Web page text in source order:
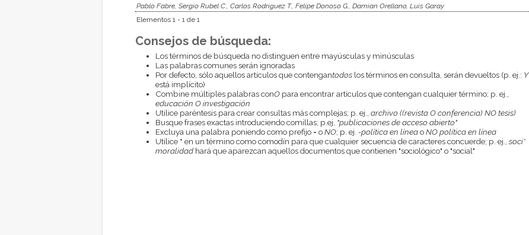
Pablo Fabre, Sergio Rubel C., Carlos Rodriguez T., Felipe Donoso G., Damian Orellano, Luis Garay
Elementos 1 - 1 de 1
Consejos de búsqueda:
Los términos de búsqueda no distinguen entre mayúsculas y minúsculas
Las palabras comunes serán ignoradas
Por defecto, sólo aquellos artículos que contengantodoslos términos en consulta, serán devueltos (p. ej.: Y
está implícito)
Combine múltiples palabras conOpara encontrar artículos que contengan cualquier término; p. ej.,
educación O investigación
Utilice paréntesis para crear consultas más complejas; p. ej., archivo ((revista O conferencia) NO tesis)
Busque frases exactas introduciendo comillas; p.ej, "publicaciones de acceso abierto"
Excluya una palabra poniendo como prefijo - oNO; p. ej. -política en líneaoNO política en línea
Utilice * en un término como comodín para que cualquier secuencia de caracteres concuerde; p. ej., soci*
moralidadhará que aparezcan aquellos documentos que contienen "sociológico" o "social"